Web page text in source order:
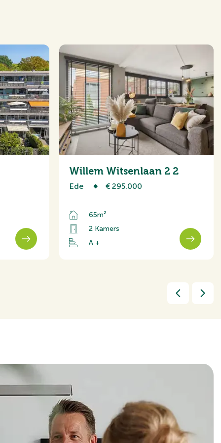
Rolluiken, TV-kabel,
Willem Witsenlaan 2 2
Ede € 295.000
65m²
2 Kamers
A +